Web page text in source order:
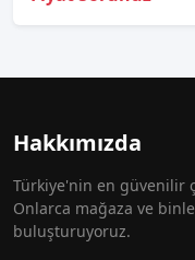
Hakkımızda
Türkiye'nin en güvenilir
Onlarca mağaza ve
buluşturuyoruz.